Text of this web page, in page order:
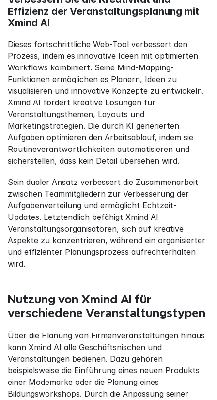
Effizienz der Veranstaltungsplanung mit
Xmind AI
Dieses fortschrittliche Web-Tool verbessert den
Prozess, indem es innovative Ideen mit optimierten
Workflows kombiniert. Seine Mind-Mapping-
Funktionen ermöglichen es Planern, Ideen zu
visualisieren und innovative Konzepte zu entwickeln.
Xmind AI fördert kreative Lösungen für
Veranstaltungsthemen, Layouts und
Marketingstrategien. Die durch KI generierten
Aufgaben optimieren den Arbeitsablauf, indem sie
Routineverantwortlichkeiten automatisieren und
sicherstellen, dass kein Detail übersehen wird.
Sein dualer Ansatz verbessert die Zusammenarbeit
zwischen Teammitgliedern zur Verbesserung der
Aufgabenverteilung und ermöglicht Echtzeit-
Updates. Letztendlich befähigt Xmind AI
Veranstaltungsorganisatoren, sich auf kreative
Aspekte zu konzentrieren, während ein organisierter
und effizienter Planungsprozess aufrechterhalten
wird.
Nutzung von Xmind AI für
verschiedene Veranstaltungstypen
Über die Planung von Firmenveranstaltungen hinaus
kann Xmind AI alle Geschäftsnischen und
Veranstaltungen bedienen. Dazu gehören
beispielsweise die Einführung eines neuen Produkts
einer Modemarke oder die Planung eines
Bildungsworkshops. Durch die Anpassung seiner